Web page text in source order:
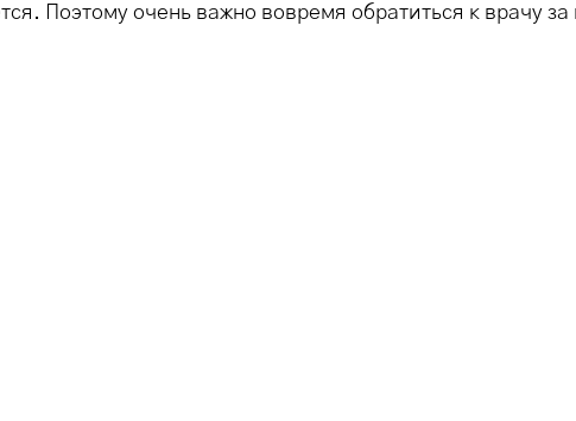
Поэтому очень важно вовремя обратиться к врачу